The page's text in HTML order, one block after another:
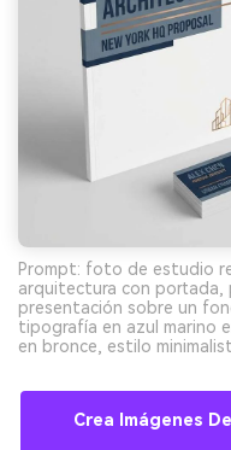
Prompt: foto de estudio
arquitectura con portada,
presentación sobre un
tipografía en azul marino
en bronce, estilo
Crea Imágenes